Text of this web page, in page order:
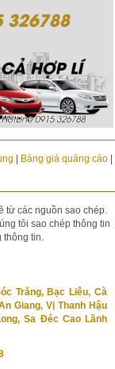
Bảng giá quảng cáo|
từ các nguồn sao chép.
tôi sao chép thông tin
thông tin.
Trăng, Bạc Liêu, Cà
Giang, Vị Thanh Hậu
Sa Đéc Cao Lãnh